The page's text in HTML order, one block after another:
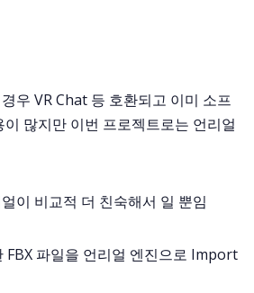
우 VR Chat 등 호환되고 이미 소프
많지만 이번 프로젝트로는 언리얼
이 비교적 더 친숙해서 일 뿐임
FBX 파일을 언리얼 엔진으로 Import